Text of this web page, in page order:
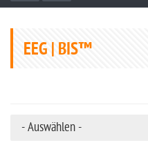
EEG | BIS™
- Auswählen -